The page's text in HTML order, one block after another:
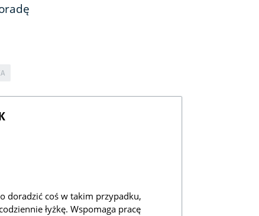
doradzić coś w takim przypadku,
łyżkę. Wspomaga pracę